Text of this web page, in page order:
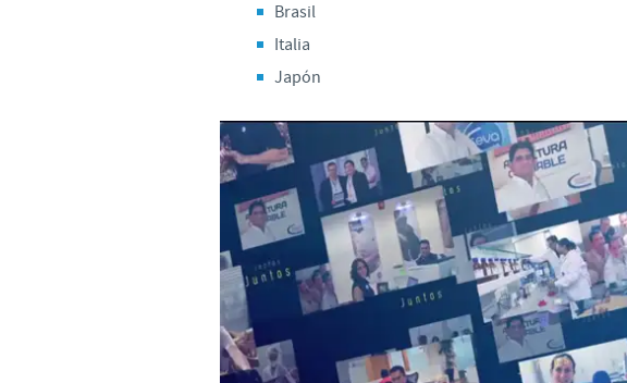
Brasil
Italia
Japón